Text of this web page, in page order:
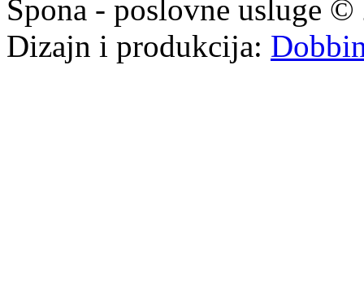
Spona - poslovne usluge
Dizajn i produkcija: